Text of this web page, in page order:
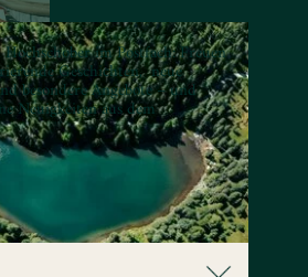
im Postfach: Freuen
Geschichten, neue
besondere Angebote – und
Neuigkeiten aus dem